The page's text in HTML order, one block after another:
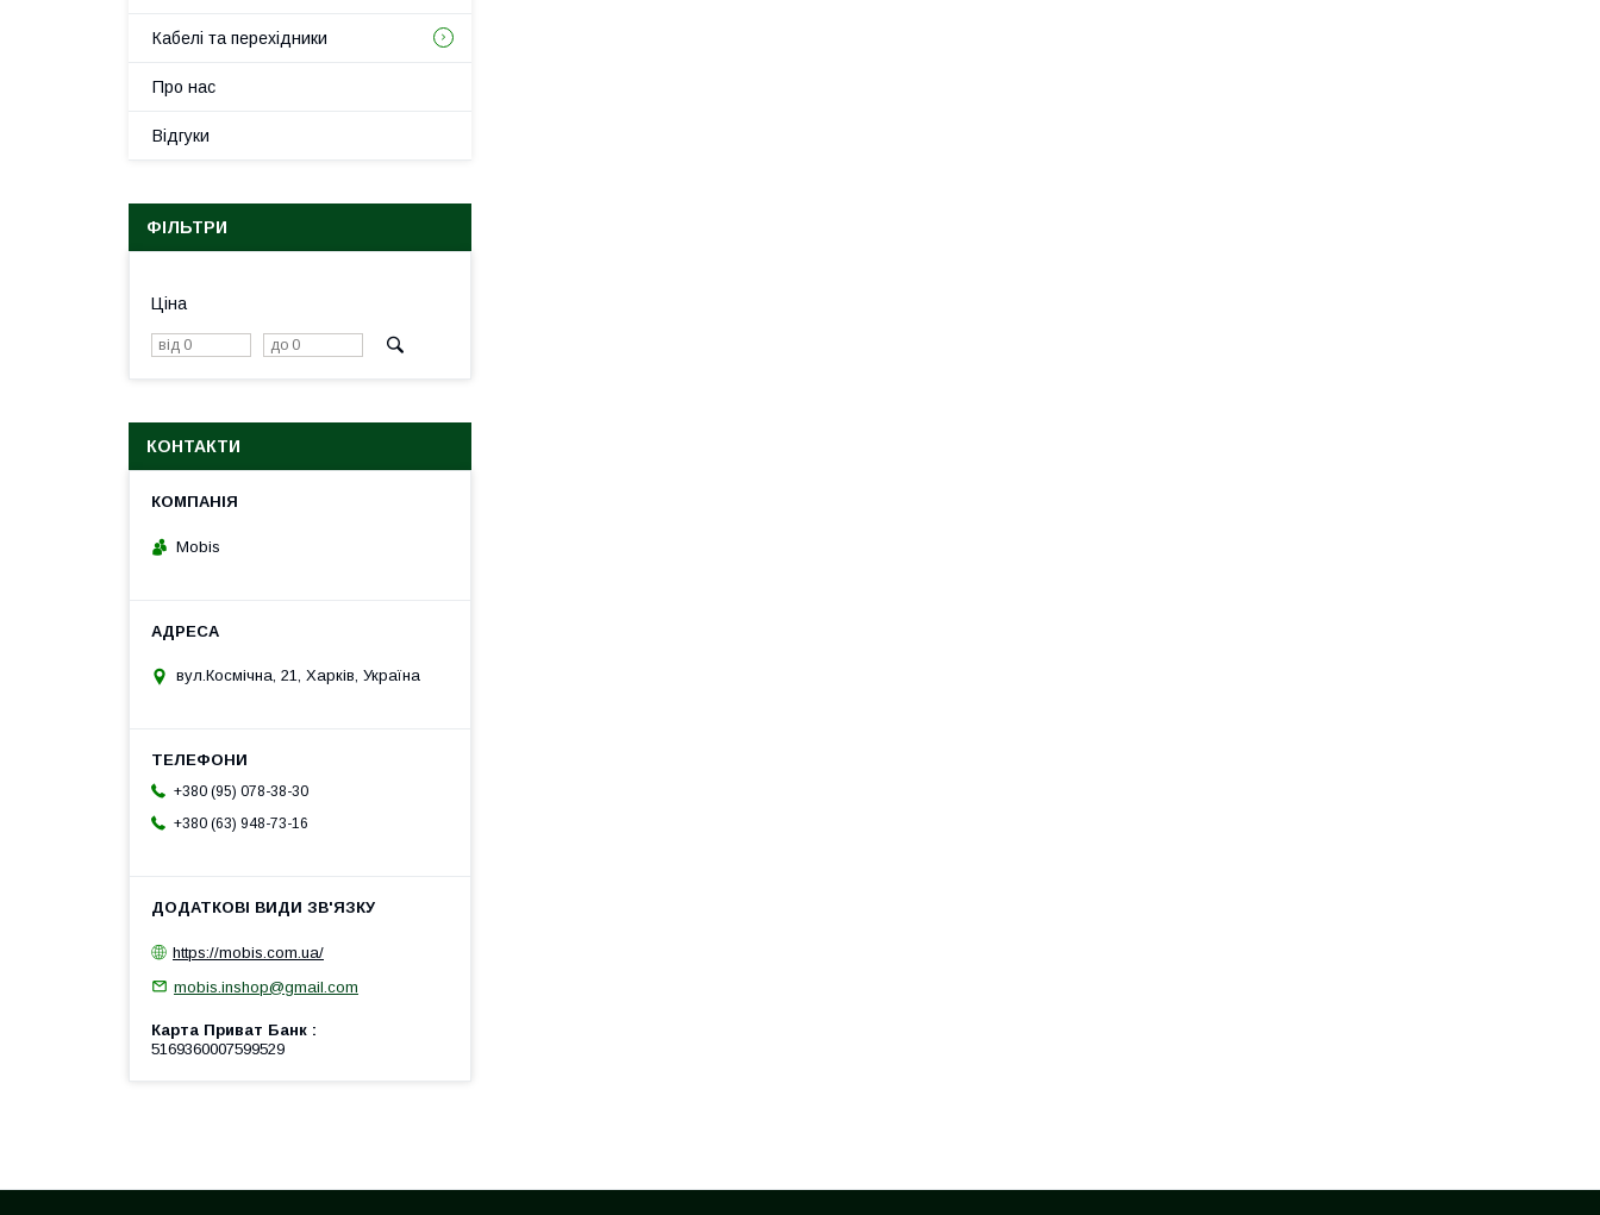
Кабелі та перехідники
Про нас
Відгуки
ФІЛЬТРИ
Ціна
КОНТАКТИ
Mobis
вул.Космічна, 21, Харків, Україна
+380 (95) 078-38-30
+380 (63) 948-73-16
https://mobis.com.ua/
mobis.inshop@gmail.com
Карта Приват Банк
5169360007599529